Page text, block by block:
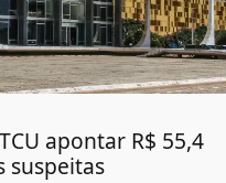
apontar R$ 55,4
suspeitas